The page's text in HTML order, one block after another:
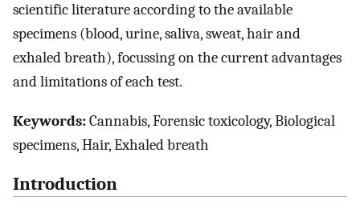
scientific literature according to the available
specimens (blood, urine, saliva, sweat, hair and
exhaled breath), focussing on the current advantages
and limitations of each test.
Keywords:Cannabis, Forensic toxicology, Biological
specimens, Hair, Exhaled breath
Introduction